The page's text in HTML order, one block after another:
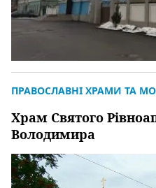
Храм Святого
Володимира
ПРАВОСЛАВНІ ХРАМИ ТА